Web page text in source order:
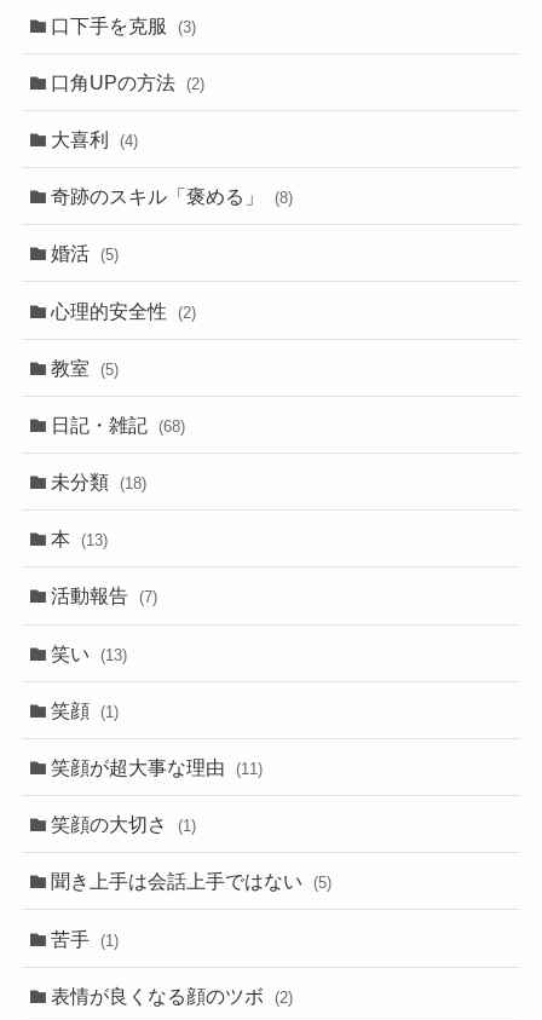
口下手を克服 (3)
口角UPの方法 (2)
大喜利 (4)
奇跡のスキル「褒める」 (8)
婚活 (5)
心理的安全性 (2)
教室 (5)
日記・雑記 (68)
未分類 (18)
本 (13)
活動報告 (7)
笑い (13)
笑顔 (1)
笑顔が超大事な理由 (11)
笑顔の大切さ (1)
聞き上手は会話上手ではない (5)
苦手 (1)
表情が良くなる顔のツボ (2)